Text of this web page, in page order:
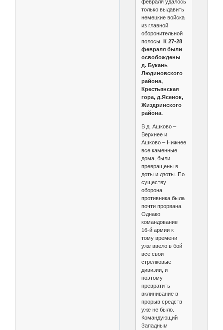
февраля удалось
только выдавить
немецкие войска
из главной
оборонительной
полосы.
К 27-28
февраля были
освобождены
д. Букань
Людиновского
района,
Крестьянская
гора, д.Ясенок,
Жиздринского
района.
В д. Ашково –
Верхнее и
Ашково – Нижнее
все каменные
дома, были
превращены в
доты и дзоты. По
существу
оборона
противника была
почти прорвана.
Однако
командование
16-й армии к
тому времени
уже ввело в бой
все свои
стрелковые
дивизии, и
поэтому
превратить
вклинивание в
прорыв средств
уже не было.
Командующий
Западным